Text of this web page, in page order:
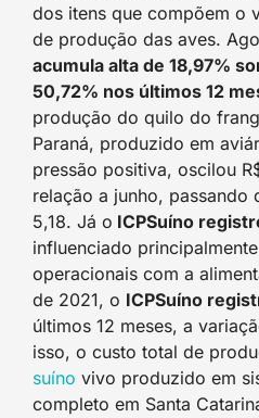
dos itens que compõem o
de produção das aves.
acumula alta de 18,97%
50,72% nos últimos 12
produção do quilo do
Paraná, produzido em
pressão positiva, oscilou
relação a junho, passando
5,18. Já o ICPSuíno
influenciado
operacionais com a
de 2021, o ICPSuíno
últimos 12 meses, a
isso, o custo total de
suíno vivo produzido em
completo em Santa